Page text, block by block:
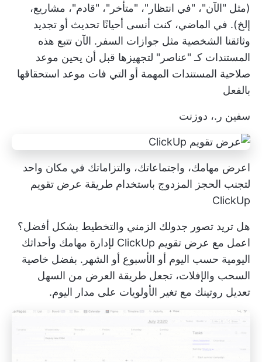
(مثل "الآن"، "في انتظار"، "متأخر"، "قادم"، مشاريع،
إلخ). في الماضي، كنت أنسى أحيانًا تحديث أو تجديد
وثائقنا الشخصية مثل جوازات السفر. الآن تتبع هذه
المستندات كـ "عناصر" لتجهيزها قبل أن يحين موعد
صلاحية المستندات المهمة أو التي فات موعد استحقاقها
بالفعل
سفين ر.، دوزنت
اعرض مهامك، واجتماعاتك، والتزاماتك في مكان واحد
لتجنب الحجز المزدوج باستخدام طريقة عرض تقويم
ClickUp
هل تريد تصور جدولك الزمني والتخطيط بشكل أفضل؟
اعمل مع عرض تقويم ClickUp
لإدارة مهامك وأحداثك
اليومية حسب اليوم أو الأسبوع أو الشهر. بفضل خاصية
السحب والإفلات، تجعل طريقة العرض من السهل
تعديل روتينك مع تغير الأولويات على مدار اليوم.